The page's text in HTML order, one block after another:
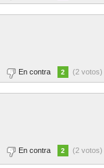
En contra 2 (2 votos)
En contra 2 (2 votos)